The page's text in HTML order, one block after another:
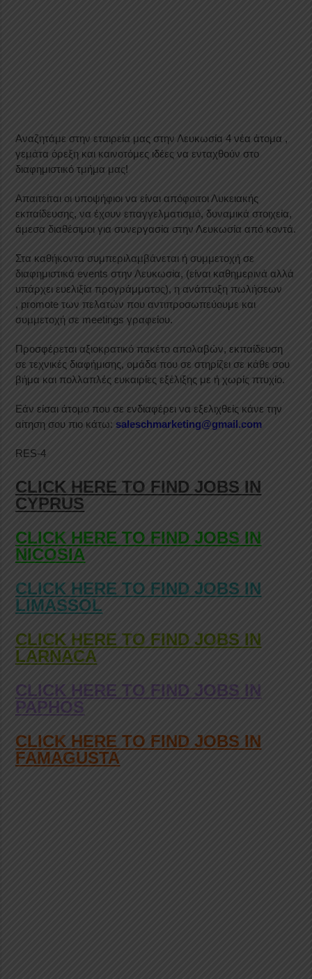
Αναζητάμε στην εταιρεία μας στην Λευκωσία 4 νέα άτομα ,
γεμάτα όρεξη και καινοτόμες ιδέες να ενταχθούν στο
διαφημιστικό τμήμα μας!
Απαιτείται οι υποψήφιοι να είναι απόφοιτοι Λυκειακής
εκπαίδευσης, να έχουν επαγγελματισμό, δυναμικά στοιχεία,
άμεσα διαθέσιμοι για συνεργασία στην Λευκωσία από κοντά.
Στα καθήκοντα συμπεριλαμβάνεται ή συμμετοχή σε
διαφημιστικά events στην Λευκωσία, (είναι καθημερινά αλλά
υπάρχει ευελιξία προγράμματος), η ανάπτυξη πωλήσεων
, promote των πελατών που αντιπροσωπεύουμε και
συμμετοχή σε meetings γραφείου.
Προσφέρεται αξιοκρατικό πακέτο απολαβών, εκπαίδευση
σε τεχνικές διαφήμισης, ομάδα που σε στηρίζει σε κάθε σου
βήμα και πολλαπλές ευκαιρίες εξέλιξης με ή χωρίς πτυχίο.
Εάν είσαι άτομο που σε ενδιαφέρει να εξελιχθείς κάνε την
αίτηση σου πιο κάτω: saleschmarketing@gmail.com
RES-4
CLICK HERE TO FIND JOBS IN
CYPRUS
CLICK HERE TO FIND JOBS IN
NICOSIA
CLICK HERE TO FIND JOBS IN
LIMASSOL
CLICK HERE TO FIND JOBS IN
LARNACA
CLICK HERE TO FIND JOBS IN
PAPHOS
CLICK HERE TO FIND JOBS IN
FAMAGUSTA